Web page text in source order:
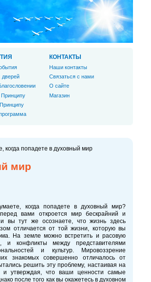
когда попадете в духовный мир
мир
когда попадете в духовный мир?
вами откроется мир бескрайний и
и вы тут же осознаете, что жизнь здесь
отличается от той жизни, которую вы
На земле можно встретить и расовую
и конфликты между представителями
и культур. Мировоззрение
знакомых совершенно отличалось от
решить эту проблему, настаивая на
и утверждая, что ваши ценности самые
после того как вы окажетесь в духовном
дверей
КОНТАКТЫ
Наши контакты
Связаться с нами
О сайте
Магазин